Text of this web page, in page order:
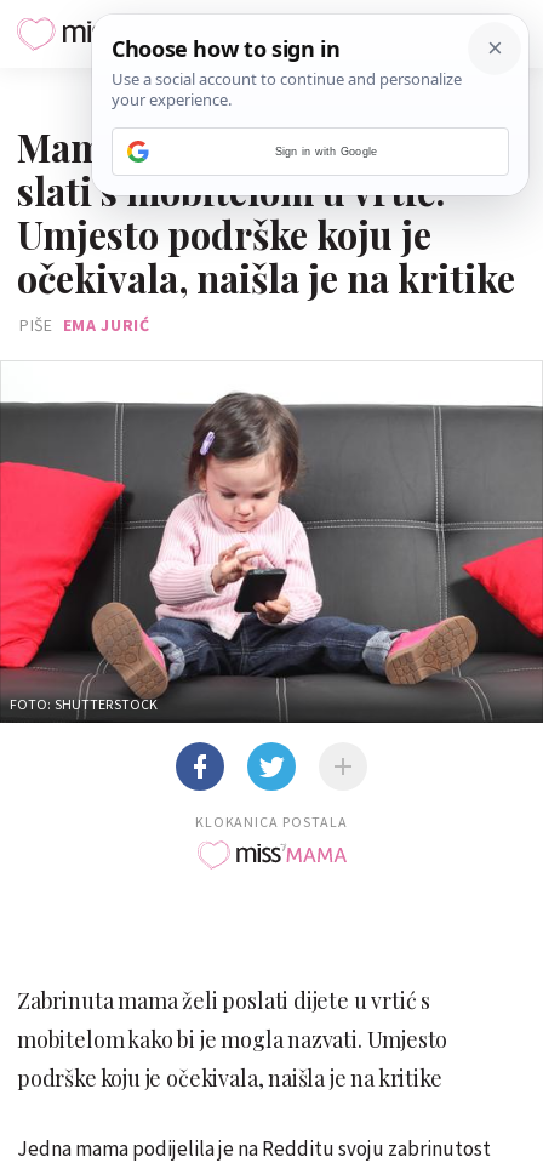
Mama želi trogodišnje dijete
slati s mobitelom u vrtić.
Umjesto podrške koju je
očekivala, naišla je na kritike
PIŠE EMA JURIĆ
FOTO: SHUTTERSTOCK
KLOKANICA POSTALA
Zabrinuta mama želi poslati dijete u vrtić s
mobitelom kako bi je mogla nazvati. Umjesto
podrške koju je očekivala, naišla je na kritike
Jedna mama podijelila je na Redditu svoju zabrinutost
Sign in with Google